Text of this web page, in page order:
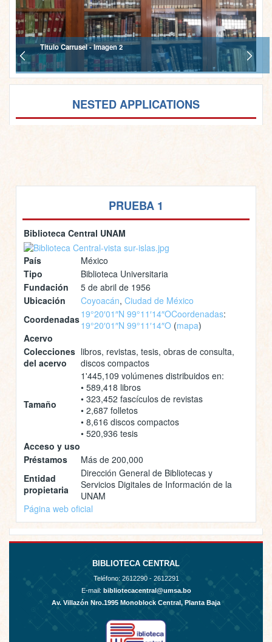
Titulo Carrusel - Imagen 2
NESTED APPLICATIONS
PRUEBA 1
Biblioteca Central UNAM
País
México
Tipo
Biblioteca Universitaria
Fundación
5 de abril de 1956
Ubicación
Coyoacán, Ciudad de México
Coordenadas19°20′01″N 99°11′14″OCoordenadas:
19°20′01″N 99°11′14″O (mapa)
Acervo
Colecciones
del acervo
libros, revistas, tesis, obras de consulta,
discos compactos
Tamaño
1'445,109 volúmenes distribuidos en:
• 589,418 libros
• 323,452 fascículos de revistas
• 2,687 folletos
• 8,616 discos compactos
• 520,936 tesis
Acceso y uso
Préstamos
Más de 200,000
Entidad
propietaria
Dirección General de Bibliotecas y
Servicios Digitales de Información de la
UNAM
Página web oficial
BIBLIOTECA CENTRAL
Teléfono: 2612290 - 2612291
E-mail: bibliotecacentral@umsa.bo
Av. Villazón Nro.1995 Monoblock Central, Planta Baja